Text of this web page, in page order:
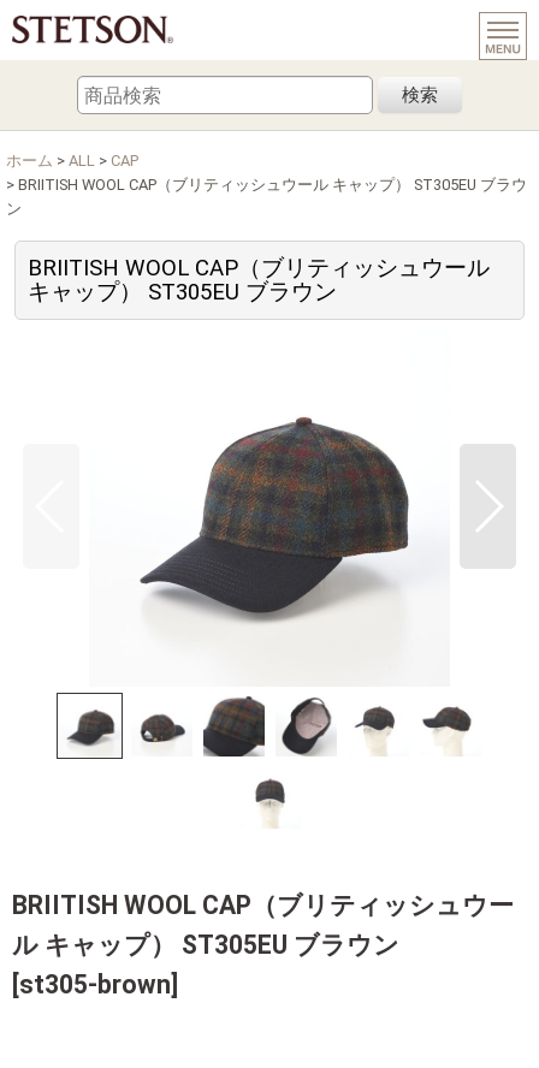
検索
ホーム > ALL > CAP
> BRIITISH WOOL CAP（ブリティッシュウール キャップ） ST305EU ブラウ
ン
BRIITISH WOOL CAP（ブリティッシュウール
キャップ） ST305EU ブラウン
BRIITISH WOOL CAP（ブリティッシュウー
ル キャップ） ST305EU ブラウン
[st305-brown]